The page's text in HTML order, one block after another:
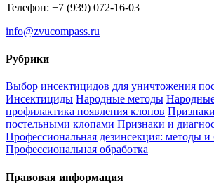
Телефон: +7 (939) 072-16-03
info@zvucompass.ru
Рубрики
Выбор инсектицидов для уничтожения
Инсектициды Народные методы
профилактика появления клопов
постельными клопами Признаки и
Профессиональная дезинсекция: методы и
Профессиональная обработка
Правовая информация